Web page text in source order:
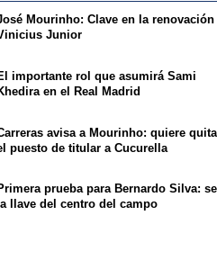
Mourinho: Clave en la renovación
Junior
importante rol que asumirá Sami
en el Real Madrid
avisa a Mourinho: quiere
puesto de titular a Cucurella
prueba para Bernardo Silva:
la llave del centro del campo